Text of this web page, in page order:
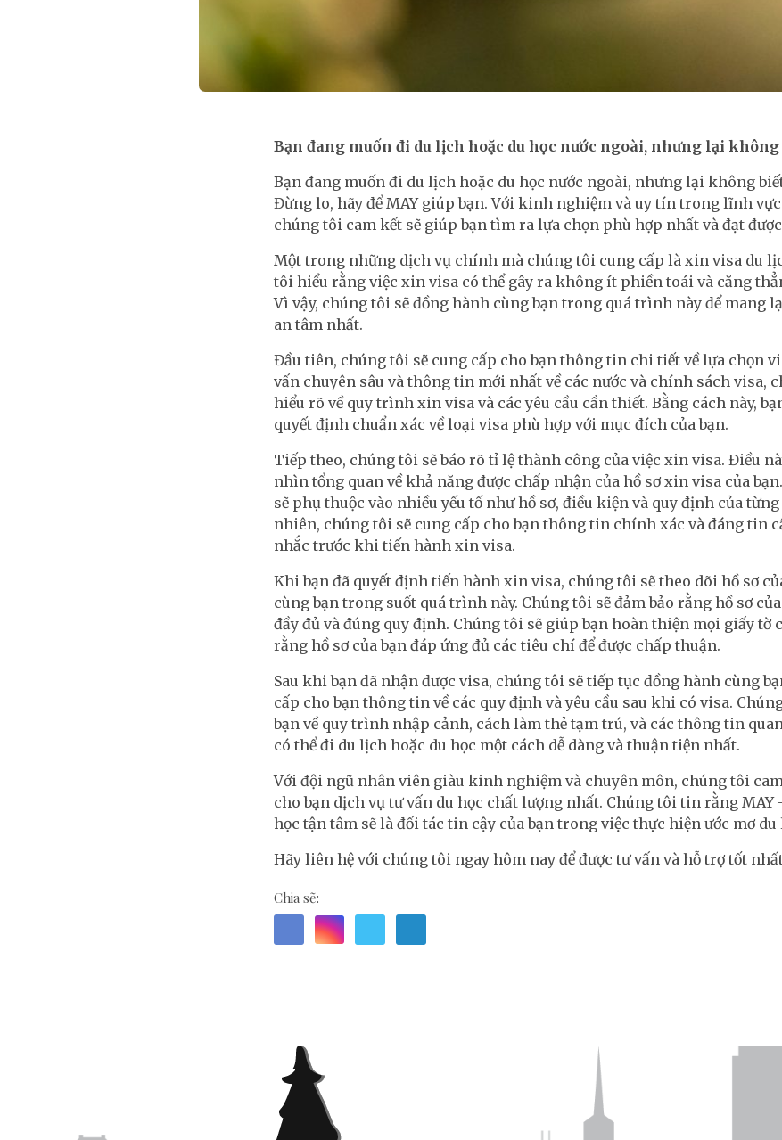
Bạn đang muốn đi du lịch hoặc du học nước ngoài, nhưng lại không
Bạn đang muốn đi du lịch hoặc du học nước ngoài, nhưng lại không
Đừng lo, hãy để MAY giúp bạn. Với kinh nghiệm và uy tín trong lĩnh vực
chúng tôi cam kết sẽ giúp bạn tìm ra lựa chọn phù hợp nhất và đạt
Một trong những dịch vụ chính mà chúng tôi cung cấp là xin visa du
tôi hiểu rằng việc xin visa có thể gây ra không ít phiền toái và căng
Vì vậy, chúng tôi sẽ đồng hành cùng bạn trong quá trình này để mang
an tâm nhất.
Đầu tiên, chúng tôi sẽ cung cấp cho bạn thông tin chi tiết về lựa chọn
vấn chuyên sâu và thông tin mới nhất về các nước và chính sách visa,
hiểu rõ về quy trình xin visa và các yêu cầu cần thiết. Bằng cách này,
quyết định chuẩn xác về loại visa phù hợp với mục đích của bạn.
Tiếp theo, chúng tôi sẽ báo rõ tỉ lệ thành công của việc xin visa. Điều
nhìn tổng quan về khả năng được chấp nhận của hồ sơ xin visa của
sẽ phụ thuộc vào nhiều yếu tố như hồ sơ, điều kiện và quy định của
nhiên, chúng tôi sẽ cung cấp cho bạn thông tin chính xác và đáng tin
nhắc trước khi tiến hành xin visa.
Khi bạn đã quyết định tiến hành xin visa, chúng tôi sẽ theo dõi hồ sơ
cùng bạn trong suốt quá trình này. Chúng tôi sẽ đảm bảo rằng hồ sơ
đầy đủ và đúng quy định. Chúng tôi sẽ giúp bạn hoàn thiện mọi giấy tờ
rằng hồ sơ của bạn đáp ứng đủ các tiêu chí để được chấp thuận.
Sau khi bạn đã nhận được visa, chúng tôi sẽ tiếp tục đồng hành cùng
cấp cho bạn thông tin về các quy định và yêu cầu sau khi có visa.
bạn về quy trình nhập cảnh, cách làm thẻ tạm trú, và các thông tin
có thể đi du lịch hoặc du học một cách dễ dàng và thuận tiện nhất.
Với đội ngũ nhân viên giàu kinh nghiệm và chuyên môn, chúng tôi
cho bạn dịch vụ tư vấn du học chất lượng nhất. Chúng tôi tin rằng MAY
học tận tâm sẽ là đối tác tin cậy của bạn trong việc thực hiện ước mơ du
Hãy liên hệ với chúng tôi ngay hôm nay để được tư vấn và hỗ trợ tốt
Chia sẽ: